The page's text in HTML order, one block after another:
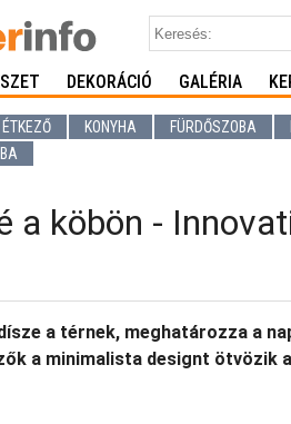
DEKORÁCIÓ GALÉRIA
ÉTKEZŐ KONYHA FÜRDŐSZOBA
a köbön -
a térnek, meghatározza a
a minimalista designt ötvözik